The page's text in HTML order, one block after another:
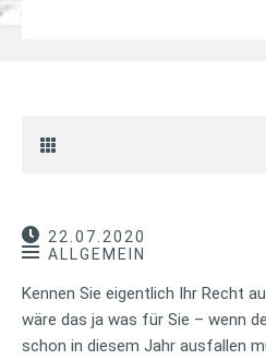
22.07.2020
ALLGEMEIN
Kennen Sie eigentlich Ihr Recht
wäre das ja was für Sie – wenn
schon in diesem Jahr ausfallen